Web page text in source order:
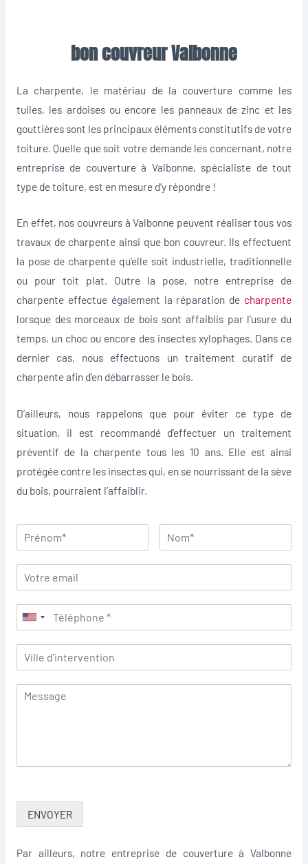
bon couvreur Valbonne
La charpente, le matériau de la couverture comme les
tuiles, les ardoises ou encore les panneaux de zinc et les
gouttières sont les principaux éléments constitutifs de votre
toiture. Quelle que soit votre demande les concernant, notre
entreprise de couverture à Valbonne, spécialiste de tout
type de toiture, est en mesure d’y répondre !
En effet, nos couvreurs à Valbonne peuvent réaliser tous vos
travaux de charpente ainsi que bon couvreur. Ils effectuent
la pose de charpente qu’elle soit industrielle, traditionnelle
ou pour toit plat. Outre la pose, notre entreprise de
charpente effectue également la réparation de charpente
lorsque des morceaux de bois sont affaiblis par l’usure du
temps, un choc ou encore des insectes xylophages. Dans ce
dernier cas, nous effectuons un traitement curatif de
charpente afin d’en débarrasser le bois.
D’ailleurs, nous rappelons que pour éviter ce type de
situation, il est recommandé d’effectuer un traitement
préventif de la charpente tous les 10 ans. Elle est ainsi
protégée contre les insectes qui, en se nourrissant de la sève
du bois, pourraient l’affaiblir.
ENVOYER
Par ailleurs, notre entreprise de couverture à Valbonne